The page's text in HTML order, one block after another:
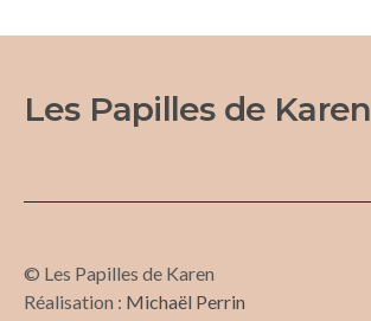
Les Papilles de Karen
© Les Papilles de Karen
Réalisation : Michaël Perrin